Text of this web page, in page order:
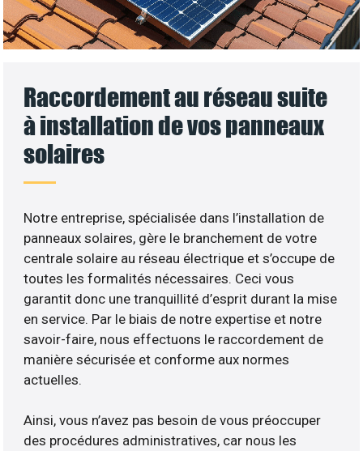
Raccordement au réseau suite
à installation de vos panneaux
solaires
Notre entreprise, spécialisée dans l’installation de
panneaux solaires, gère le branchement de votre
centrale solaire au réseau électrique et s’occupe de
toutes les formalités nécessaires. Ceci vous
garantit donc une tranquillité d’esprit durant la mise
en service. Par le biais de notre expertise et notre
savoir-faire, nous effectuons le raccordement de
manière sécurisée et conforme aux normes
actuelles.
Ainsi, vous n’avez pas besoin de vous préoccuper
des procédures administratives, car nous les